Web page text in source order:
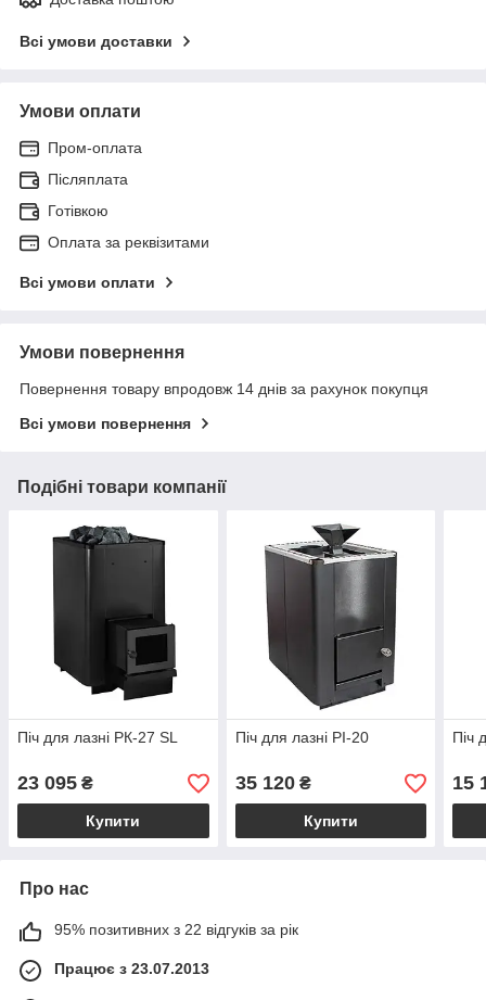
Всі умови доставки
Умови оплати
Пром-оплата
Післяплата
Готівкою
Оплата за реквізитами
Всі умови оплати
Умови повернення
Повернення товару впродовж 14 днів за рахунок покупця
Всі умови повернення
Подібні товари компанії
Піч для лазні РК-27 SL
23 095 ₴
Купити
Піч для лазні PI-20
35 120₴
Купити
Піч
15
Про нас
95% позитивних з 22 відгуків за рік
Працює з 23.07.2013